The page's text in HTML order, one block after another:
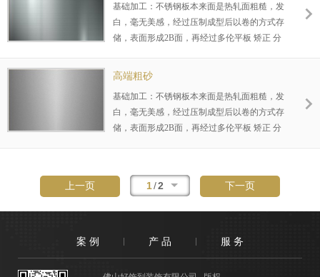
砂等所做的工序，对下一步表面处理，起到关
键作用，让色彩更好的覆着在材料表面，不易
脱落等，同时又能达到，镜面-发纹等效果，
未镀色情况下一般应用于机械设备外壳，厨房
台面，家具，门窗等等领域，涉及行业众多，
基础加工：不锈钢板本来面是热轧面粗糙，发
白，毫无美感，经过压制成型后以卷的方式存
储，表面形成2B面，再经过多伦平板 矫正 分
不同客户，不同要求对表面再进行2次基础加
砂等所做的工序，对下一步表面处理，起到关
键作用，让色彩更好的覆着在材料表面，不易
脱落等，同时又能达到，镜面-发纹等效果，
未镀色情况下一般应用于机械设备外壳，厨房
覆盖面广，加工时间短等特点。
高端粗砂
基础加工：不锈钢板本来面是热轧面粗糙，发
白，毫无美感，经过压制成型后以卷的方式存
储，表面形成2B面，再经过多伦平板 矫正 分
工 如拉丝（发纹），雪花砂，研磨8K镜面 喷
砂等所做的工序，对下一步表面处理，起到关
未镀色情况下一般应用于机械设备外壳，厨房
上一页 1/2 下一页
案 例 产 品 服 务